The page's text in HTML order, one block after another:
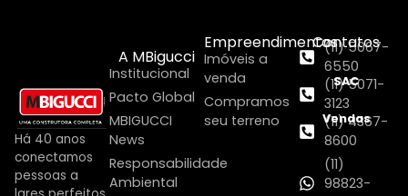
Há 40 anos
conectamos
pessoas a
A MBigucci
Institucional
Pacto Global
MBIGUCCI
News
Responsabilidade
Ambiental
Empreendimentos
Imóveis a
venda
Compramos
seu terreno
Contatos
(11) 5067-
6550
SAC
(11) 5071-
3123
Vendas
(11) 4367-
8600
(11)
98823-